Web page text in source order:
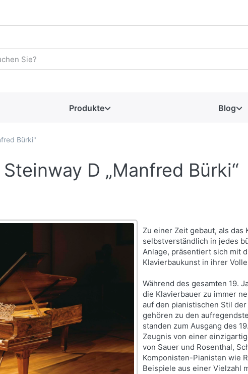
Produkte Blog
Bürki"
D „Manfred Bürki“
Zu einer Zeit gebaut, als
selbstverständlich in jedes
Anlage, präsentiert sich mit
Klavierbaukunst in ihrer
Während des gesamten 19.
die Klavierbauer zu immer
auf den pianistischen Stil
gehören zu den
standen zum Ausgang des
Zeugnis von einer
von Sauer und Rosenthal,
Komponisten-Pianisten wie
Beispiele aus einer Vielzahl